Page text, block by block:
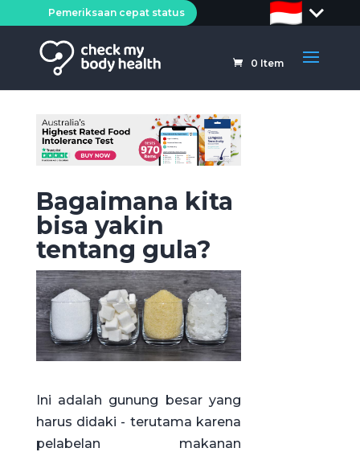
Pemeriksaan cepat status
0 Item
Bagaimana kita
bisa yakin
tentang gula?
Ini adalah gunung besar yang
harus didaki - terutama karena
pelabelan makanan